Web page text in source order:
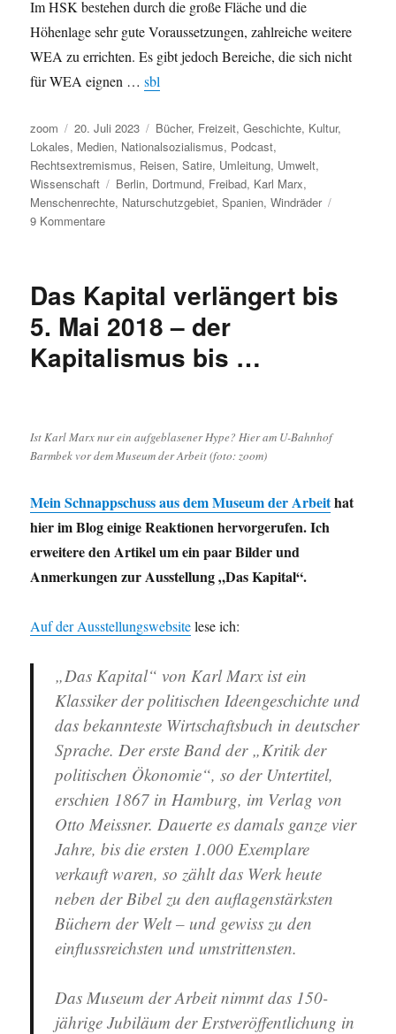
Im HSK bestehen durch die große Fläche und die
Höhenlage sehr gute Voraussetzungen, zahlreiche weitere
WEA zu errichten. Es gibt jedoch Bereiche, die sich nicht
für WEA eignen …sbl
Autor
zoom
Veröffentlicht
am
20. Juli 2023 Kategorien
Bücher, Freizeit,Geschichte, Kultur,
Lokales, Medien, Nationalsozialismus, Podcast,
Rechtsextremismus, Reisen,Satire, Umleitung, Umwelt,
Wissenschaft
Schlagwörter
Berlin, Dortmund, Freibad, Karl Marx,
Menschenrechte, Naturschutzgebiet,Spanien,Windräder
9 Kommentarezu
Brandmauern,
C.
Boyle,
University
1907,
Menschen-
Menschenrechte,
Ausweispflicht
im
Freibad
und
Das Kapital verlängert bis
5. Mai 2018 – der
Kapitalismus bis …
Ist Karl Marx nur ein aufgeblasener Hype? Hier am U-Bahnhof
Barmbek vor dem Museum der Arbeit (foto: zoom)
Mein Schnappschuss aus dem Museum der Arbeithat
hier im Blog einige Reaktionen hervorgerufen. Ich
erweitere den Artikel um ein paar Bilder und
Anmerkungen zur Ausstellung „Das Kapital“.
Auf der Ausstellungswebsitelese ich:
„Das Kapital“ von Karl Marx ist ein
Klassiker der politischen Ideengeschichte und
das bekannteste Wirtschaftsbuch in deutscher
Sprache. Der erste Band der „Kritik der
politischen Ökonomie“, so der Untertitel,
erschien 1867 in Hamburg, im Verlag von
Otto Meissner. Dauerte es damals ganze vier
Jahre, bis die ersten 1.000 Exemplare
verkauft waren, so zählt das Werk heute
neben der Bibel zu den auflagenstärksten
Büchern der Welt – und gewiss zu den
einflussreichsten und umstrittensten.
Das Museum der Arbeit nimmt das 150-
jährige Jubiläum der Erstveröffentlichung in